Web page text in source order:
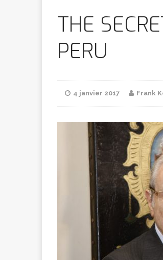
THE
PERU
4 janvier 2017 Frank